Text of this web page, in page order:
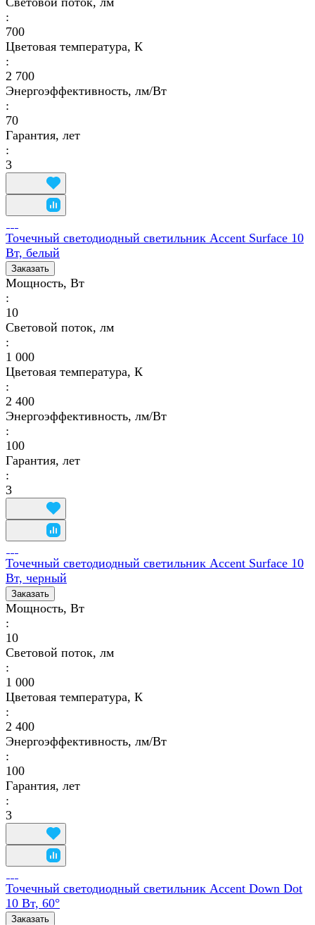
:
700
Цветовая температура, К
:
2 700
Энергоэффективность, лм/Вт
:
70
Гарантия, лет
:
3
Точечный светодиодный светильник Accent Surface 10
Вт, белый
Заказать
Мощность, Вт
:
10
Световой поток, лм
:
1 000
Цветовая температура, К
:
2 400
Энергоэффективность, лм/Вт
:
100
Гарантия, лет
:
3
Точечный светодиодный светильник Accent Surface 10
Вт, черный
Заказать
Мощность, Вт
:
10
Световой поток, лм
:
1 000
Цветовая температура, К
:
2 400
Энергоэффективность, лм/Вт
:
100
Гарантия, лет
:
3
Точечный светодиодный светильник Accent Down Dot
10 Вт, 60°
Заказать